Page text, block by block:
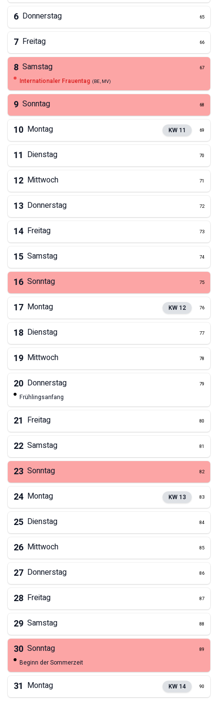
6 Donnerstag 65
7 Freitag 66
8 Samstag 67
Internationaler Frauentag (BE, MV)
9 Sonntag 68
10 Montag KW 11 69
11 Dienstag 70
12 Mittwoch 71
13 Donnerstag 72
14 Freitag 73
15 Samstag 74
16 Sonntag 75
17 Montag KW 12 76
18 Dienstag 77
19 Mittwoch 78
20 Donnerstag 79
Frühlingsanfang
21 Freitag 80
22 Samstag 81
23 Sonntag 82
24 Montag KW 13 83
25 Dienstag 84
26 Mittwoch 85
27 Donnerstag 86
28 Freitag 87
29 Samstag 88
30 Sonntag 89
Beginn der Sommerzeit
31 Montag KW 14 90